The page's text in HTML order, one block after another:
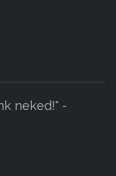
neked!" -